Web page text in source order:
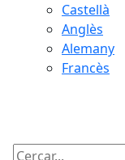
Castellà
Anglès
Alemany
Francès